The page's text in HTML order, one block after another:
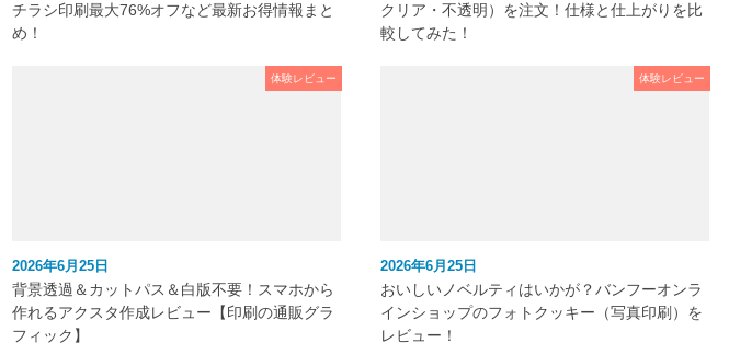
チラシ印刷最大76%オフなど最新お得情報まと
め！
クリア・不透明）を注文！仕様と仕上がりを比
較してみた！
体験レビュー
2026年6月25日
背景透過＆カットパス＆白版不要！スマホから
作れるアクスタ作成レビュー【印刷の通販グラ
フィック】
体験レビュー
2026年6月25日
おいしいノベルティはいかが？バンフーオンラ
インショップのフォトクッキー（写真印刷）を
レビュー！